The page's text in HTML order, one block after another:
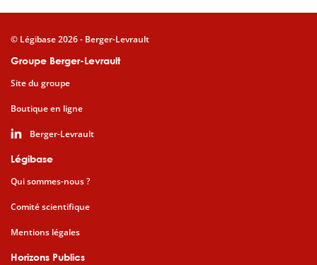
Groupe Berger-Levrault
Site du groupe
Boutique en ligne
Berger-Levrault
Légibase
Qui sommes-nous ?
Comité scientifique
Mentions légales
Horizons Publics
© Légibase 2026 - Berger-Levrault